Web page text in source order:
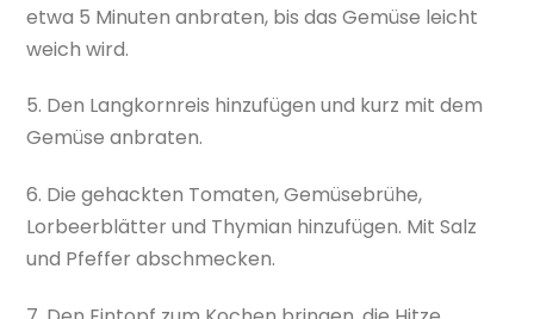
etwa 5 Minuten anbraten, bis das Gemüse leicht
weich wird.
5. Den Langkornreis hinzufügen und kurz mit dem
Gemüse anbraten.
6. Die gehackten Tomaten, Gemüsebrühe,
Lorbeerblätter und Thymian hinzufügen. Mit Salz
und Pfeffer abschmecken.